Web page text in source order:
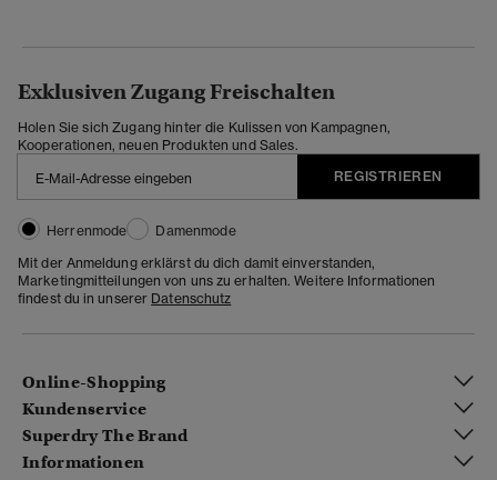
Exklusiven Zugang Freischalten
Holen Sie sich Zugang hinter die Kulissen von Kampagnen,
Kooperationen, neuen Produkten und Sales.
REGISTRIEREN
Herrenmode
Damenmode
Mit der Anmeldung erklärst du dich damit einverstanden,
Marketingmitteilungen von uns zu erhalten. Weitere Informationen
findest du in unserer Datenschutz
Online-Shopping
Kundenservice
Superdry The Brand
Informationen